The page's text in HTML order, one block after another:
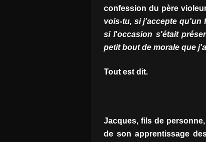
confession du père
vois-tu, si j'accepte qu'un
si l'occasion s'était
petit bout de morale que
Tout est dit.
Jacques, fils de
de son apprentissage